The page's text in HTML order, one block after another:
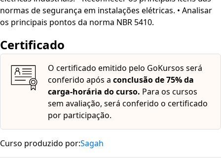
na parte superior e habilite de acordo com sua
necessidade.O conteúdo do curso ficará disponível por
normas de segurança em instalações elétricas. • Analisar
os principais pontos da norma NBR 5410.
Certificado
O certificado emitido pelo GoKursos será
conferido após a conclusão de 75% da
carga-horária do curso. Para os cursos
sem avaliação, será conferido o certificado
por participação.
Curso produzido por:Sagah